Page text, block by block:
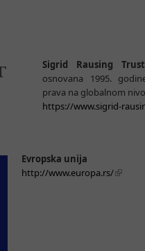
Sigrid Rausing
osnovana 1995.
prava na globalnom
https://www.sigrid-
Evropska unija
http://www.europa.rs/